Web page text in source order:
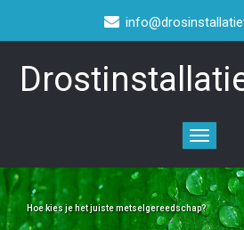
Toggle
Hoe kies je het juiste metselgereedschap?